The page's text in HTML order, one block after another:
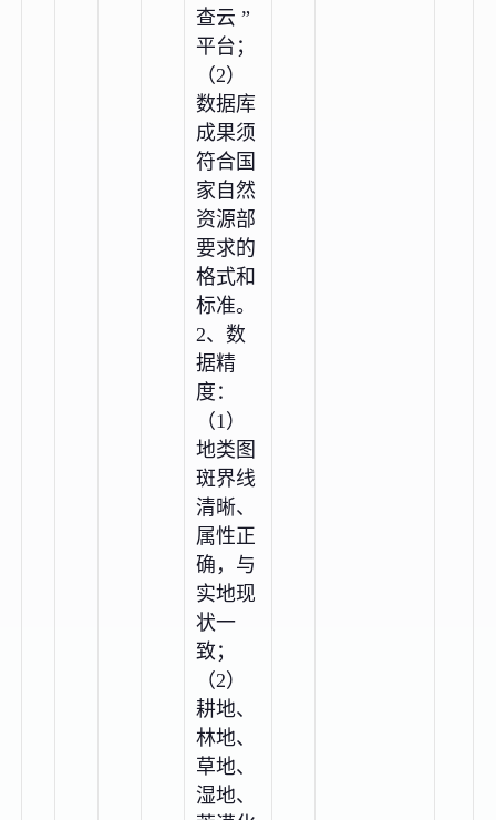
查云 ”
平台；
（2）
数据库
成果须
符合国
家自然
资源部
要求的
格式和
标准。
2、数
据精
度：
（1）
地类图
斑界线
清晰、
属性正
确，与
实地现
状一
致；
（2）
耕地、
林地、
草地、
湿地、